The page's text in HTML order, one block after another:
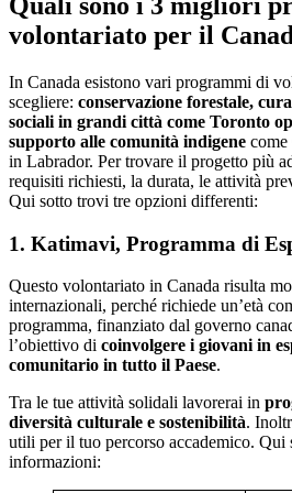
volontariato per il
In Canada esistono vari programmi di
scegliere: conservazione forestale,
sociali in grandi città come Toronto
supporto alle comunità indigene come
in Labrador. Per trovare il progetto più
requisiti richiesti, la durata, le attività
Qui sotto trovi tre opzioni differenti:
1. Katimavi, Programma di
Questo volontariato in Canada risulta
internazionali, perché richiede un’età
programma, finanziato dal governo
l’obiettivo di coinvolgere i giovani in
comunitario in tutto il Paese.
Tra le tue attività solidali lavorerai in
diversità culturale e sostenibilità.
utili per il tuo percorso accademico.
informazioni: